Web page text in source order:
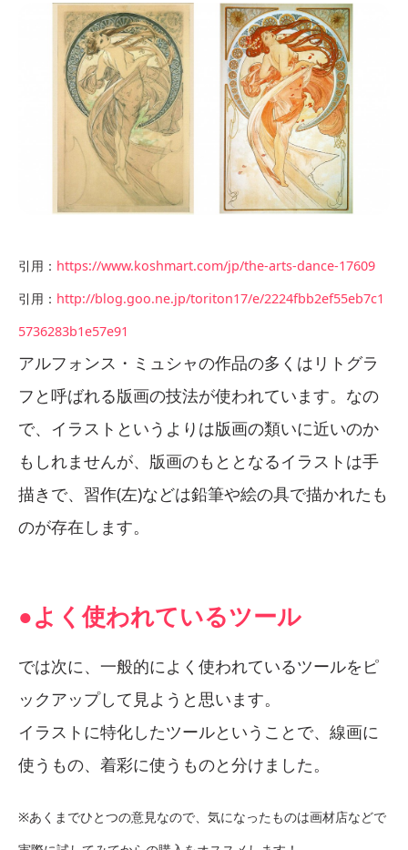
引用： https://www.koshmart.com/jp/the-arts-dance-17609
引用： http://blog.goo.ne.jp/toriton17/e/2224fbb2ef55eb7c1
5736283b1e57e91
アルフォンス・ミュシャの作品の多くはリトグラ
フと呼ばれる版画の技法が使われています。なの
で、イラストというよりは版画の類いに近いのか
もしれませんが、版画のもととなるイラストは手
描きで、習作(左)などは鉛筆や絵の具で描かれたも
のが存在します。
●よく使われているツール
では次に、一般的によく使われているツールをピ
ックアップして見ようと思います。
イラストに特化したツールということで、線画に
使うもの、着彩に使うものと分けました。
※あくまでひとつの意見なので、気になったものは画材店などで